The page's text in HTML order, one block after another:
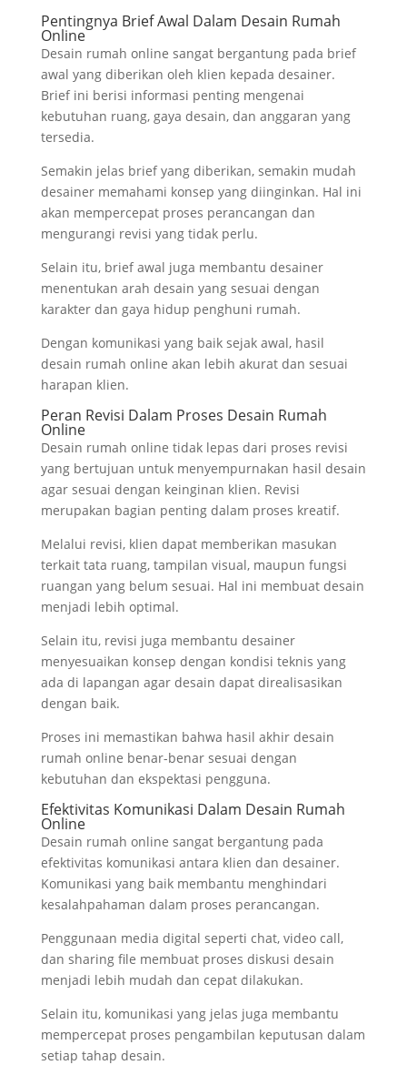
Pentingnya Brief Awal Dalam Desain Rumah
Online
Desain rumah online sangat bergantung pada brief
awal yang diberikan oleh klien kepada desainer.
Brief ini berisi informasi penting mengenai
kebutuhan ruang, gaya desain, dan anggaran yang
tersedia.
Semakin jelas brief yang diberikan, semakin mudah
desainer memahami konsep yang diinginkan. Hal ini
akan mempercepat proses perancangan dan
mengurangi revisi yang tidak perlu.
Selain itu, brief awal juga membantu desainer
menentukan arah desain yang sesuai dengan
karakter dan gaya hidup penghuni rumah.
Dengan komunikasi yang baik sejak awal, hasil
desain rumah online akan lebih akurat dan sesuai
harapan klien.
Peran Revisi Dalam Proses Desain Rumah
Online
Desain rumah online tidak lepas dari proses revisi
yang bertujuan untuk menyempurnakan hasil desain
agar sesuai dengan keinginan klien. Revisi
merupakan bagian penting dalam proses kreatif.
Melalui revisi, klien dapat memberikan masukan
terkait tata ruang, tampilan visual, maupun fungsi
ruangan yang belum sesuai. Hal ini membuat desain
menjadi lebih optimal.
Selain itu, revisi juga membantu desainer
menyesuaikan konsep dengan kondisi teknis yang
ada di lapangan agar desain dapat direalisasikan
dengan baik.
Proses ini memastikan bahwa hasil akhir desain
rumah online benar-benar sesuai dengan
kebutuhan dan ekspektasi pengguna.
Efektivitas Komunikasi Dalam Desain Rumah
Online
Desain rumah online sangat bergantung pada
efektivitas komunikasi antara klien dan desainer.
Komunikasi yang baik membantu menghindari
kesalahpahaman dalam proses perancangan.
Penggunaan media digital seperti chat, video call,
dan sharing file membuat proses diskusi desain
menjadi lebih mudah dan cepat dilakukan.
Selain itu, komunikasi yang jelas juga membantu
mempercepat proses pengambilan keputusan dalam
setiap tahap desain.